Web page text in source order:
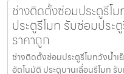
ช่างติดตั้งซ่อมประตูรีโ
ประตูรีโมท รับซ่อมประ
ราคาถูก
ช่างติดตั้งซ่อมประตูรีโมทวังน้ำเ
อัตโนมัติ ประตูบานเลื่อนรีโมท รั